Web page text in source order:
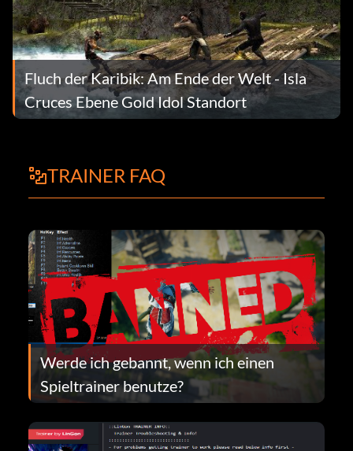
Fluch der Karibik: Am Ende der Welt - Isla
Cruces Ebene Gold Idol Standort
TRAINER FAQ
Werde ich gebannt, wenn ich einen
Spieltrainer benutze?